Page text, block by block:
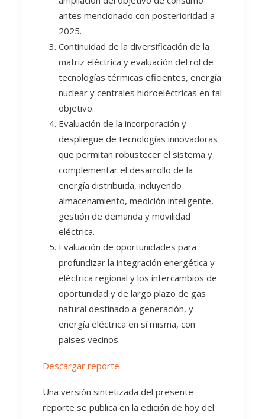
antes mencionado con posterioridad a
2025.
Continuidad de la diversificación de la
matriz eléctrica y evaluación del rol de
tecnologías térmicas eficientes, energía
nuclear y centrales hidroeléctricas en tal
objetivo.
Evaluación de la incorporación y
despliegue de tecnologías innovadoras
que permitan robustecer el sistema y
complementar el desarrollo de la
energía distribuida, incluyendo
almacenamiento, medición inteligente,
gestión de demanda y movilidad
eléctrica.
Evaluación de oportunidades para
profundizar la integración energética y
eléctrica regional y los intercambios de
oportunidad y de largo plazo de gas
natural destinado a generación, y
energía eléctrica en sí misma, con
países vecinos.
Descargar reporte
Una versión sintetizada del presente
reporte se publica en la edición de hoy del